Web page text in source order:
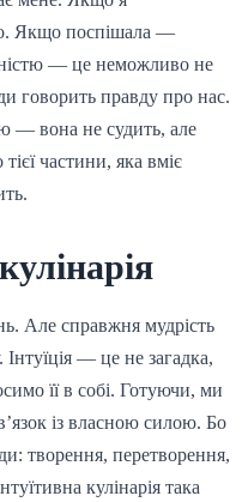
Якщо поспішала —
— це неможливо не
говорить правду про нас.
— вона не судить, але
частини, яка вміє
Але справжня мудрість
Інтуїція — це не загадка,
її в собі. Готуючи, ми
із власною силою. Бо
творення, перетворення,
кулінарія така